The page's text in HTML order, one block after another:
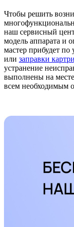
Чтобы решить
наш сервисный
модель аппарата и
мастер прибудет по
или заправки
устранение
выполнены на
всем необходимым